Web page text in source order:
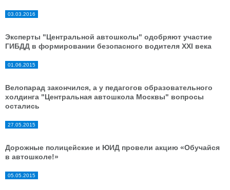
03.03.2016
Эксперты "Центральной автошколы" одобряют участие
ГИБДД в формировании безопасного водителя XXI века
01.06.2015
Велопарад закончился, а у педагогов образовательного
холдинга "Центральная автошкола Москвы" вопросы
остались
27.05.2015
Дорожные полицейские и ЮИД провели акцию «Обучайся
в автошколе!»
05.05.2015